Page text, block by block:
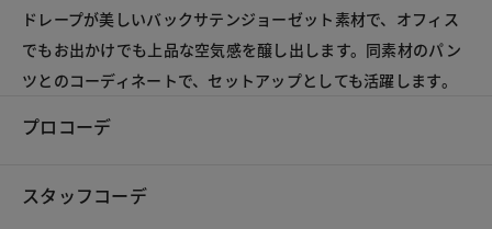
ドレープが美しいバックサテンジョーゼット素材で、オフィス
でもお出かけでも上品な空気感を醸し出します。同素材のパン
ツとのコーディネートで、セットアップとしても活躍します。
プロコーデ
スタッフコーデ